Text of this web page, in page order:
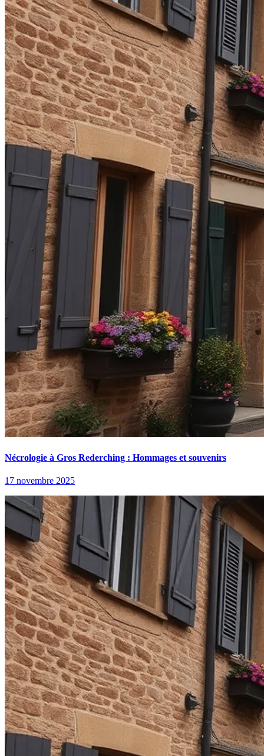
Nécrologie à Gros Rederching : Hommages et souvenirs
17 novembre 2025